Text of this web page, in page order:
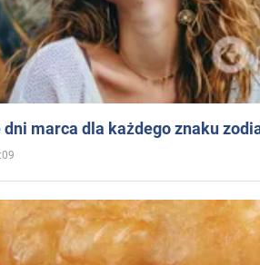
marca dla każdego znaku